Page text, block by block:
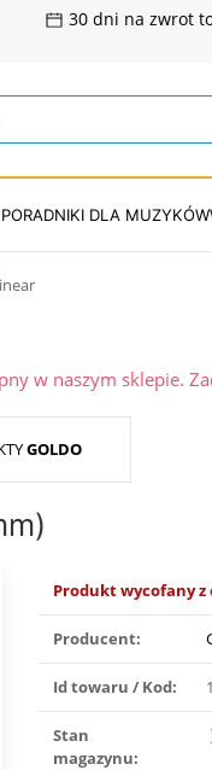
30 dni na zwrot
PORADNIKI DLA MUZYKÓW
w naszym sklepie.
GOLDO
Produkt wycofany z
Producent:
Id towaru / Kod:
Stan
magazynu: